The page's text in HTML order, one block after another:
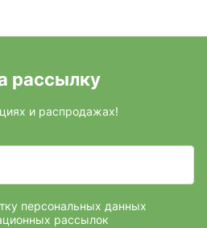
рассылку
и распродажах!
персональных данных
рассылок